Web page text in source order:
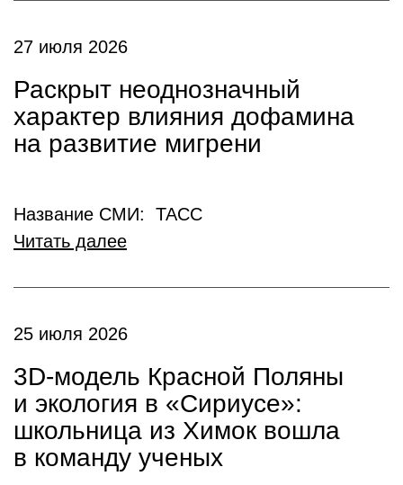
27 июля 2026
Раскрыт неоднозначный
характер влияния дофамина
на развитие мигрени
Название СМИ: ТАСС
Читать далее
25 июля 2026
3D-модель Красной Поляны
и экология в «Сириусе»:
школьница из Химок вошла
в команду ученых